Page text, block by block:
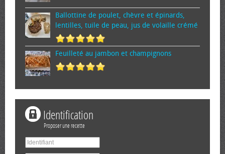
Ballottine de poulet, chèvre et épinards,
lentilles, tuile de peau, jus de volaille crémé
Feuilleté au jambon et champignons
Identification
Proposer une recette